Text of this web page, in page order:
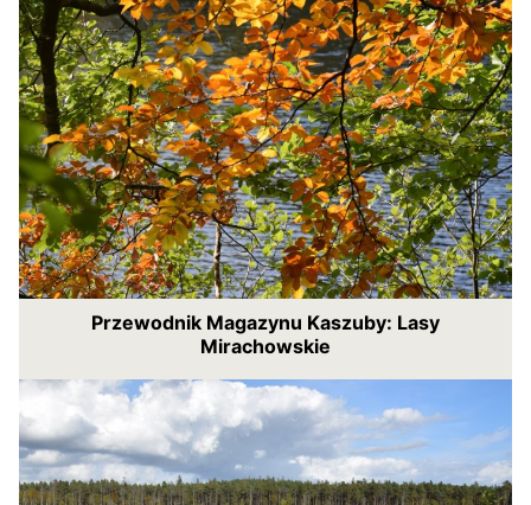
Przewodnik Magazynu Kaszuby: Lasy
Mirachowskie